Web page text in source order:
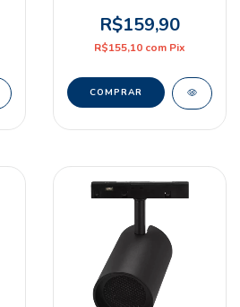
Preto Astraled
R$159,90
R$155,10 com Pix